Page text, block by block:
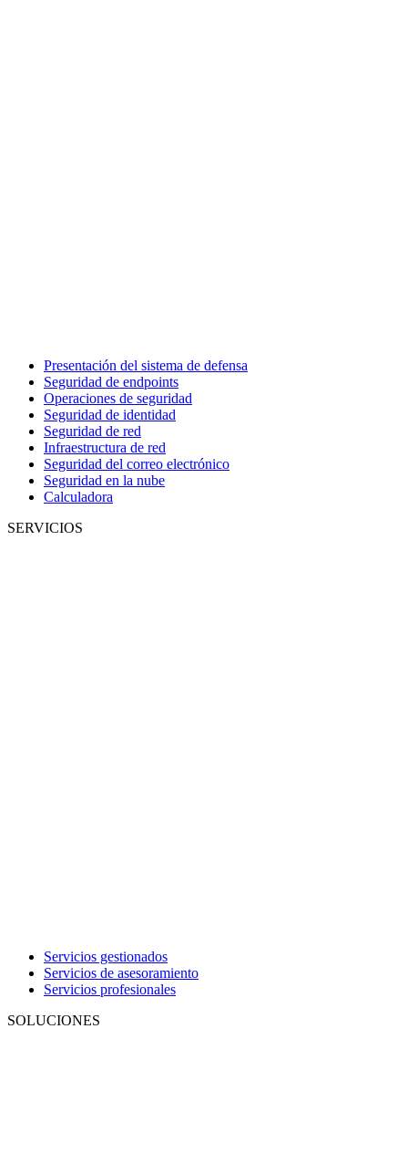
Presentación del sistema de defensa
Seguridad de endpoints
Operaciones de seguridad
Seguridad de identidad
Seguridad de red
Infraestructura de red
Seguridad del correo electrónico
Seguridad en la nube
Calculadora
SERVICIOS
Servicios gestionados
Servicios de asesoramiento
Servicios profesionales
SOLUCIONES